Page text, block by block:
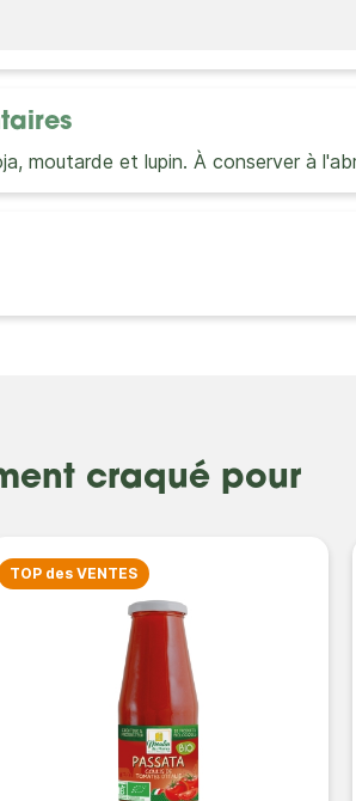
moutarde et lupin. À conserver à
craqué pour
TOP des VENTES